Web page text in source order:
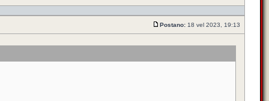
Postano: 18 vel 2023, 19:13